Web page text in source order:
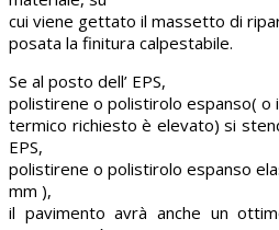
cui viene gettato il massetto di
posata la finitura calpestabile.
Se al posto dell’ EPS,
polistirene o polistirolo espanso( o
termico richiesto è elevato) si
EPS,
polistirene o polistirolo espanso
mm ),
il pavimento avrà anche un